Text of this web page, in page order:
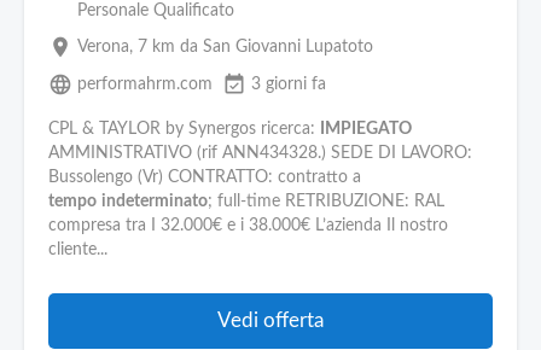
Personale Qualificato
place Verona, 7 km da San Giovanni Lupatoto
language performahrm.com event_available 3 giorni fa
CPL & TAYLOR by Synergos ricerca:
IMPIEGATO
AMMINISTRATIVO (rif ANN434328.) SEDE DI LAVORO:
Bussolengo (Vr) CONTRATTO: contratto a
tempo indeterminato; full-time RETRIBUZIONE: RAL
compresa tra I 32.000€ e i 38.000€ L’azienda Il nostro
cliente...
Vedi offerta